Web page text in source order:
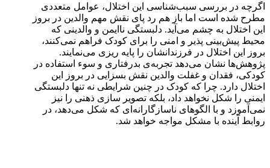
اگرچه در بررسی سبب‌شناسی این اختلال، عوامل متعددی
مطرح شده است اما باز هم رد پای نقش مهم والدین در بروز
این اختلال به چشم می‌آید. دلبستگی ناایمن و والدینی که
محیط پیش‌بینی پذیر و امنی را برای کودک فراهم نمی‌کنند،
بروز این اختلال در فرزندانشان را پایه ‎ریزی می‌نمایند.
پژوهش‌ها نشان می‌دهد تجربه‌ی بدرفتاری و سوء استفاده در
کودکی، فقدان و غفلت والدین نقش بسزایی در بروز این
اختلال دارد. چرا که کودک در چنین شرایطی نه تنها دلبستگی
ایمنی را شکل نخواهد داد، بلکه تصویر سازی ذهنی را نیز
نمی‌آموزد و با الگوهای ناسازگارانه‌ای که شکل می‌دهد، در
روابط آینده با مشکل مواجه خواهد شد.